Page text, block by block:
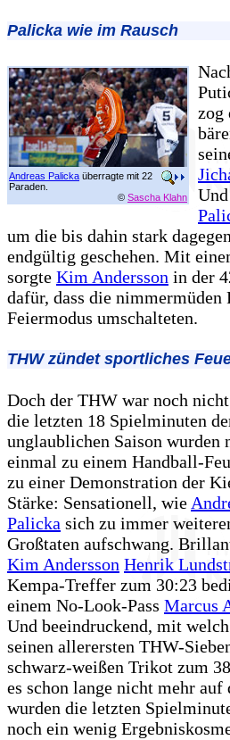
Palicka wie im Rausch
Andreas Palicka überragte mit 22
Paraden.
© Sascha Klahn
zog
um die bis dahin stark
endgültig geschehen. Mit
sorgte Kim Andersson in der
dafür, dass die
Feiermodus umschalteten.
THW zündet sportliches
Doch der THW war noch
die letzten 18 Spielminuten
unglaublichen Saison wurden
einmal zu einem Handball-
zu einer Demonstration der
Stärke: Sensationell, wie
Palicka sich zu immer
Großtaten aufschwang.
Kim Andersson Henrik
Kempa-Treffer zum 30:23
einem No-Look-Pass Marcus
Und beeindruckend, mit
seinen allerersten THW-
schwarz-weißen Trikot zum
es schon lange nicht mehr
wurden die letzten
noch ein wenig